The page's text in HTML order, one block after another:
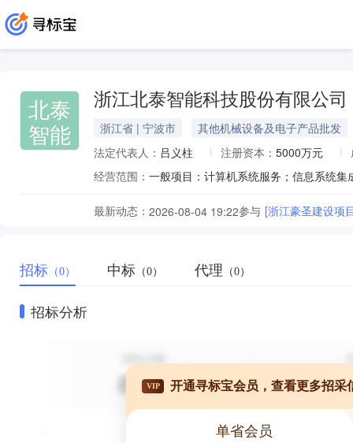
北泰
智能
浙江北泰智能科技股份有限公司
浙江省 | 宁波市
其他机械设备及电子产品批发
法定代表人： 吕义柱 注册资本： 5000万元
经营范围：
最新动态： 2026-08-04 19:22参与 [浙江豪圣建设项
招标 （0） 中标 （0） 代理 （0）
招标分析
VIP 开通寻标宝会员，查看更多招采
单省会员